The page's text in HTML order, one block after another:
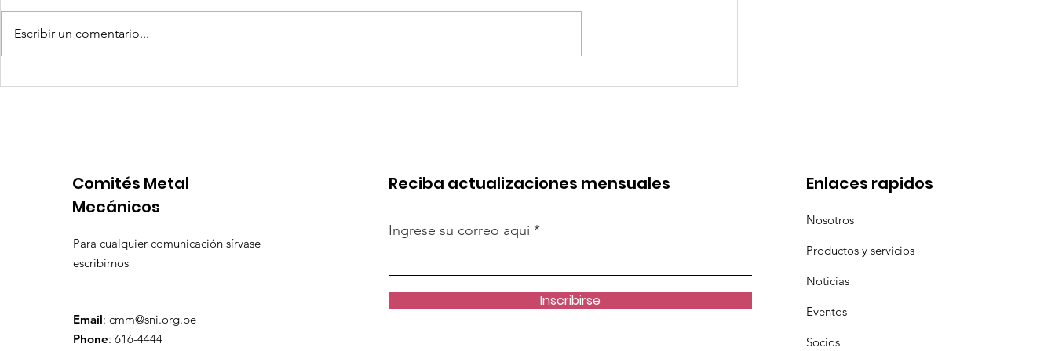
Competencia si: pero en
Expansion de China en
Coca-Cola invertirá mil
Escribir un comentario...
Comités Metal
Mecánicos
Para cualquier comunicación sírvase
escribirnos
Email: cmm@sni.org.pe
Phone: 616-4444
Reciba actualizaciones mensuales
Ingrese su correo aqui
Inscribirse
Enlaces rapidos
Nosotros
Productos y servicios
Noticias
Eventos
Socios